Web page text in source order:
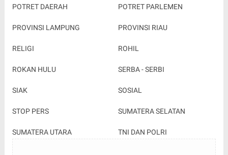
POTRET DAERAH POTRET PARLEMEN
PROVINSI LAMPUNG PROVINSI RIAU
RELIGI ROHIL
ROKAN HULU SERBA - SERBI
SIAK SOSIAL
STOP PERS SUMATERA SELATAN
SUMATERA UTARA TNI DAN POLRI